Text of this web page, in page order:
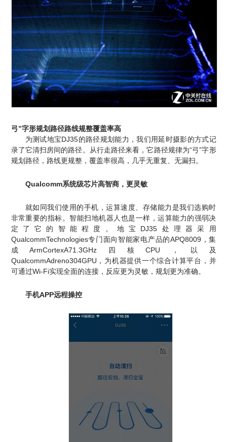
弓”字形规划路径路线规整覆盖率高
为测试地宝DJ35的路径规划能力，我们用延时摄影的方式记
录了它清扫房间的路径。从行走路径来看，它路径规律为“弓”字形
规划路径，路线更规整， 覆盖率很高， 几乎无重复、无漏扫。
Qualcomm系统级芯片高智商，更灵敏
就如同我们使用的手机，运算速度、存储能力是我们选购时
非常重要的指标。智能扫地机器人也是一样，运算能力的强弱决
定了它的智能程度。地宝DJ35处理器采用
QualcommTechnologies专门面向智能家电产品的APQ8009，集
成ArmCortexA71.3GHz四核CPU，以及
QualcommAdreno304GPU，为机器提供一个综合计算平台，并
可通过Wi-Fi实现全面的连接，反应更为灵敏，规划更为准确。
手机APP远程操控